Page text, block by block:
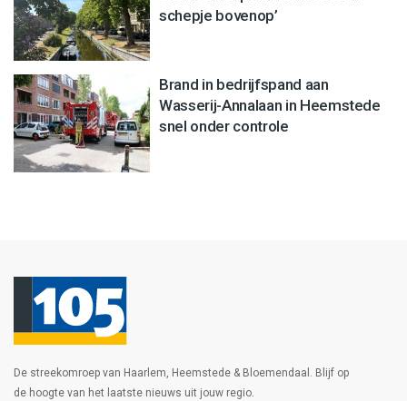
schepje bovenop’
Brand in bedrijfspand aan
Wasserij-Annalaan in Heemstede
snel onder controle
De streekomroep van Haarlem, Heemstede & Bloemendaal. Blijf op
de hoogte van het laatste nieuws uit jouw regio.